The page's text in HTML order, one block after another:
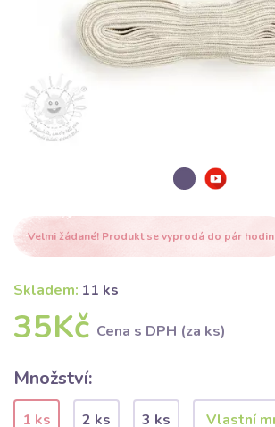
Velmi žádané! Produkt se vyprodá do pár hodin
Skladem: 11 ks
35Kč Cena s DPH (za ks)
Množství:
1 ks 2 ks
3 ks